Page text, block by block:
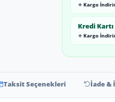
Kargo
Kredi
Kargo
Taksit Seçenekleri İade &